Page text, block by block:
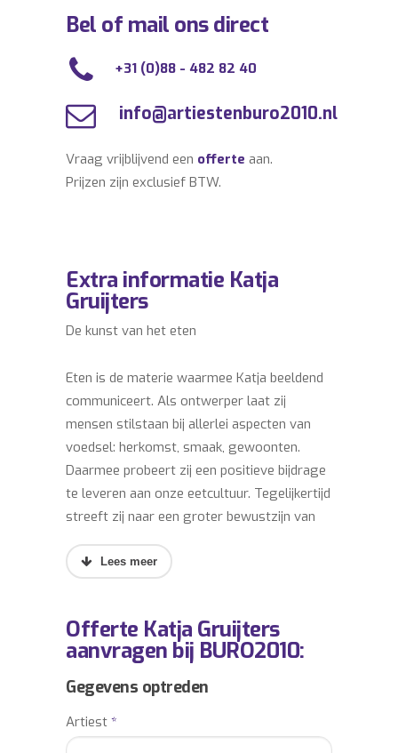
Bel of mail ons direct
+31 (0)88 - 482 82 40
info@artiestenburo2010.nl
Vraag vrijblijvend een offerte aan.
Prijzen zijn exclusief BTW.
Extra informatie Katja
Gruijters
De kunst van het eten
Eten is de materie waarmee Katja beeldend
communiceert. Als ontwerper laat zij
mensen stilstaan bij allerlei aspecten van
voedsel: herkomst, smaak, gewoonten.
Daarmee probeert zij een positieve bijdrage
te leveren aan onze eetcultuur. Tegelijkertijd
streeft zij naar een groter bewustzijn van
sociaal-maatschappelijke thema’s zoals
biodiversiteit en duurzaamheid.
Katja’s werkwijze laat zich het beste
omschrijven als organisch en intuïtief.
die zij zoveel mogelijk toetst aan de praktijk.
Zij verkent de grenzen tussen eten,
Offerte Katja Gruijters
aanvragen bij BURO2010:
Gegevens optreden
Artiest *